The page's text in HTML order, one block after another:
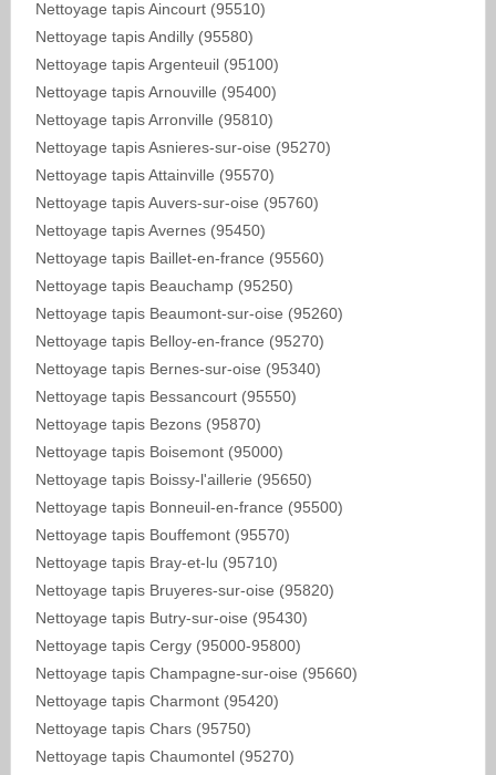
Nettoyage tapis Aincourt (95510)
Nettoyage tapis Andilly (95580)
Nettoyage tapis Argenteuil (95100)
Nettoyage tapis Arnouville (95400)
Nettoyage tapis Arronville (95810)
Nettoyage tapis Asnieres-sur-oise (95270)
Nettoyage tapis Attainville (95570)
Nettoyage tapis Auvers-sur-oise (95760)
Nettoyage tapis Avernes (95450)
Nettoyage tapis Baillet-en-france (95560)
Nettoyage tapis Beauchamp (95250)
Nettoyage tapis Beaumont-sur-oise (95260)
Nettoyage tapis Belloy-en-france (95270)
Nettoyage tapis Bernes-sur-oise (95340)
Nettoyage tapis Bessancourt (95550)
Nettoyage tapis Bezons (95870)
Nettoyage tapis Boisemont (95000)
Nettoyage tapis Boissy-l'aillerie (95650)
Nettoyage tapis Bonneuil-en-france (95500)
Nettoyage tapis Bouffemont (95570)
Nettoyage tapis Bray-et-lu (95710)
Nettoyage tapis Bruyeres-sur-oise (95820)
Nettoyage tapis Butry-sur-oise (95430)
Nettoyage tapis Cergy (95000-95800)
Nettoyage tapis Champagne-sur-oise (95660)
Nettoyage tapis Charmont (95420)
Nettoyage tapis Chars (95750)
Nettoyage tapis Chaumontel (95270)